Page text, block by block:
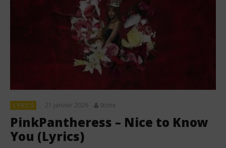
LYRICS 21 janvier 2026 Stone
PinkPantheress – Nice to Know
You (Lyrics)